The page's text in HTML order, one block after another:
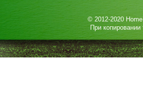
© 2012-2020
При